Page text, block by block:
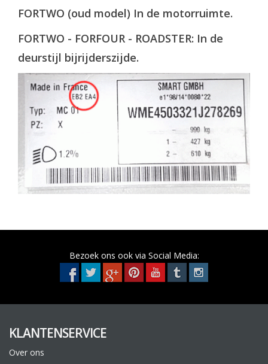
Autolak in Blik
Primers
Hulpmiddelen
FORTWO (oud model) In de motorruimte.
FORTWO - FORFOUR - ROADSTER: In de
deurstijl bijrijderszijde.
Bezoek ons ook via Social Media:
KLANTENSERVICE
Over ons